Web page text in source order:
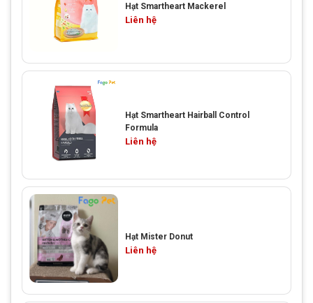
Hạt Smartheart Mackerel
Liên hệ
Hạt Smartheart Hairball Control
Formula
Liên hệ
Hạt Mister Donut
Liên hệ